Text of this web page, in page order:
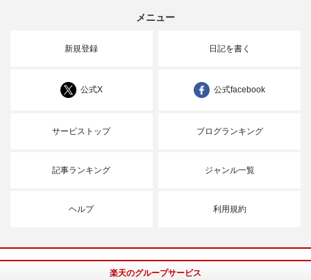
メニュー
新規登録 日記を書く
公式X 公式facebook
サービストップ ブログランキング
記事ランキング ジャンル一覧
ヘルプ 利用規約
楽天のグループサービス